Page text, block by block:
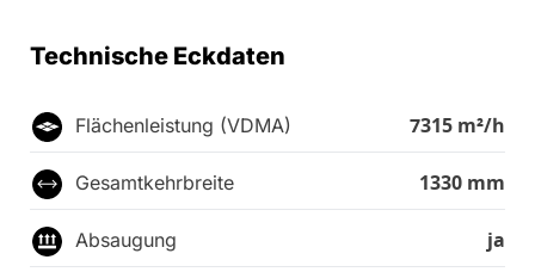
Technische Eckdaten
Flächenleistung (VDMA) 7315 m²/h
Gesamtkehrbreite 1330 mm
Absaugung ja